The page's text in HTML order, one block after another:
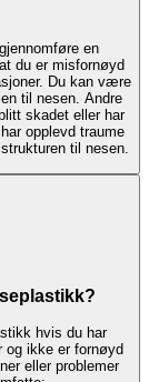
en
du er misfornøyd
Du kan være
til nesen. Andre
skadet eller har
opplevd traume
til nesen.
hvis du har
og ikke er fornøyd
eller problemer